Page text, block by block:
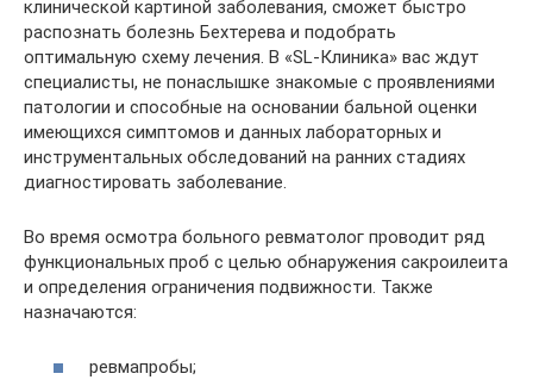
клинической картиной заболевания, сможет быстро
распознать болезнь Бехтерева и подобрать
оптимальную схему лечения. В «SL-Клиника» вас ждут
специалисты, не понаслышке знакомые с проявлениями
патологии и способные на основании бальной оценки
имеющихся симптомов и данных лабораторных и
инструментальных обследований на ранних стадиях
диагностировать заболевание.
Во время осмотра больного ревматолог проводит ряд
функциональных проб с целью обнаружения сакроилеита
и определения ограничения подвижности. Также
назначаются:
ревмапробы;